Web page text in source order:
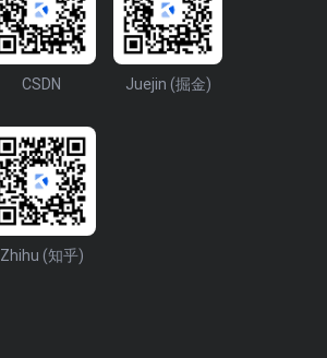
CSDN Juejin (掘金)
Zhihu (知乎)